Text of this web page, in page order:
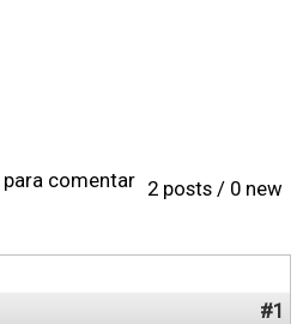
2 posts / 0 new
para comentar
#1